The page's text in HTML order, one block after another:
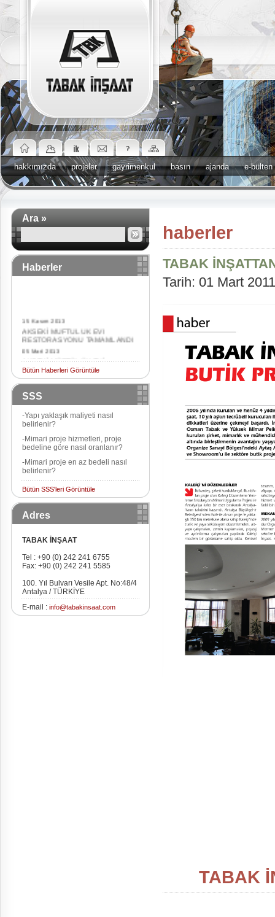
hakkımızda projeler gayrimenkul basın ajanda e-bülten
Ara »
Haberler
AKSEKİ MUFTULUK EVI
RESTORASYONU TAMAMLANDI
AKSEKİ MÜFTÜLÜK EVİ
AKSEKİ MÜFTÜLÜK EVİ
İHALESİNİ TABAK İNŞAAT ALDI
Bütün Haberleri Görüntüle
SSS
-Yapı yaklaşık maliyeti nasıl
belirlenir?
-Mimari proje hizmetleri, proje
bedeline göre nasıl oranlanır?
-Mimari proje en az bedeli nasıl
belirlenir?
Bütün SSS'leri Görüntüle
Adres
TABAK İNŞAAT
Tel : +90 (0) 242 241 6755
Fax: +90 (0) 242 241 5585
100. Yıl Bulvarı Vesile Apt. No:48/4
Antalya / TÜRKİYE
E-mail : info@tabakinsaat.com
haberler
TABAK
Tarih: 01 Mart 2011
TABAK